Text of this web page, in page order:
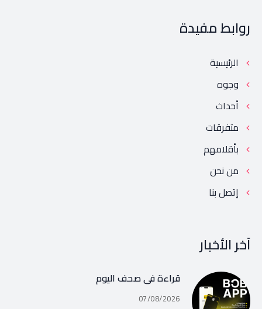
روابط مفيدة
الرئيسية
وجوه
أحداث
متفرقات
بأقلامهم
من نحن
إتصل بنا
آخر الأخبار
قراءة في صحف اليوم
07/08/2026